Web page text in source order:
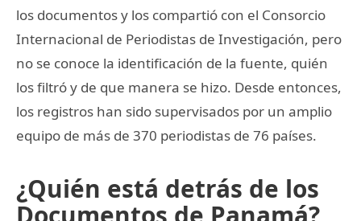
los documentos y los compartió con el Consorcio
Internacional de Periodistas de Investigación, pero
no se conoce la identificación de la fuente, quién
los filtró y de que manera se hizo. Desde entonces,
los registros han sido supervisados por un amplio
equipo de más de 370 periodistas de 76 países.
¿Quién está detrás de los